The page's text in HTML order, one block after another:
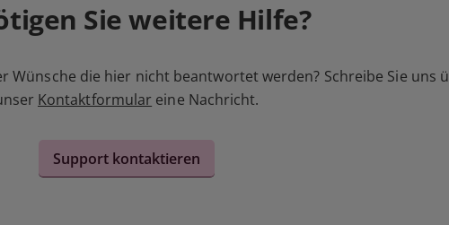
Sie weitere Hilfe?
Wünsche die hier nicht beantwortet werden? Schreibe Sie uns
Kontaktformular eine Nachricht.
Support kontaktieren